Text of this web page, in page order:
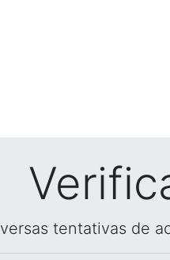
tentativas de